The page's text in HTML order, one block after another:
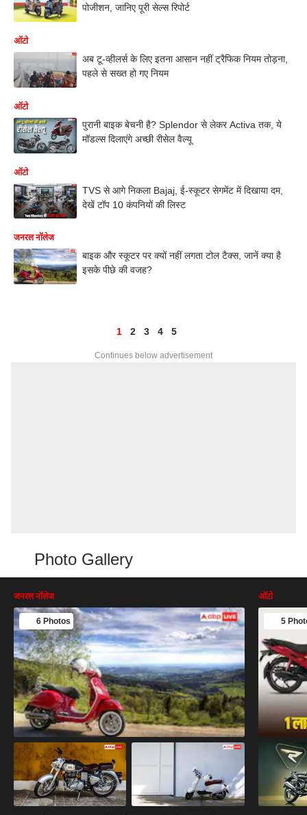
पोजीशन, जानिए पूरी सेल्स रिपोर्ट
ऑटो
अब टू-व्हीलर्स के लिए इतना आसान नहीं ट्रैफिक नियम तोड़ना,
पहले से सख्त हो गए नियम
ऑटो
पुरानी बाइक बेचनी है? Splendor से लेकर Activa तक, ये
मॉडल्स दिलाएंगे अच्छी रीसेल वैल्यू
ऑटो
TVS से आगे निकला Bajaj, ई-स्कूटर सेगमेंट में दिखाया दम,
देखें टॉप 10 कंपनियों की लिस्ट
जनरल नॉलेज
बाइक और स्कूटर पर क्यों नहीं लगता टोल टैक्स, जानें क्या है
इसके पीछे की वजह?
1 2 3 4 5
Continues below advertisement
Photo Gallery
जनरल नॉलेज
6 Photos
ऑटो
5